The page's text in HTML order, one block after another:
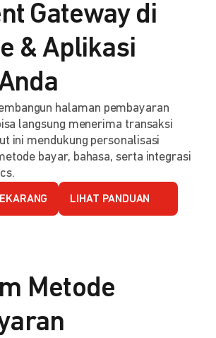
Gateway di
& Aplikasi
halaman pembayaran
langsung menerima transaksi
ini mendukung personalisasi
bayar, bahasa, serta integrasi
LIHAT PANDUAN
Metode